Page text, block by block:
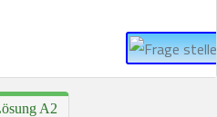
A2